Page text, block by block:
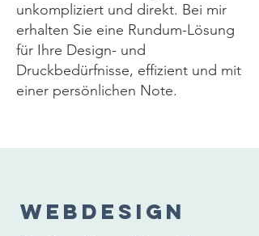
unkompliziert und direkt. Bei mir
erhalten Sie eine Rundum-Lösung
für Ihre Design- und
Druckbedürfnisse, effizient und mit
einer persönlichen Note.
Webdesign